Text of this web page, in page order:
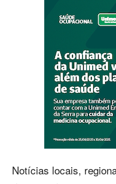
Notícias locais,